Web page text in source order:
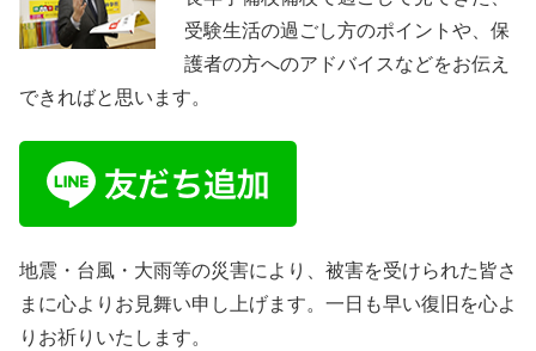
受験生活の過ごし方のポイントや、保
護者の方へのアドバイスなどをお伝え
できればと思います。
地震・台風・大雨等の災害により、被害を受けられた皆さ
まに心よりお見舞い申し上げます。一日も早い復旧を心よ
りお祈りいたします。